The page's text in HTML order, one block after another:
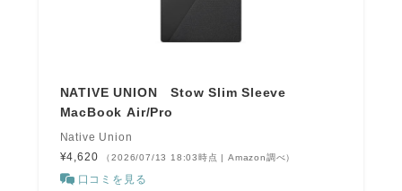
NATIVE UNION Stow Slim Sleeve
MacBook Air/Pro
Native Union
¥4,620
（2026/07/13 18:03時点 | Amazon調べ）
口コミを見る